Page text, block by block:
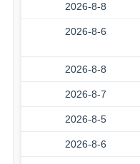
2026-8-8
2026-8-6
2026-8-8
2026-8-7
2026-8-5
2026-8-6